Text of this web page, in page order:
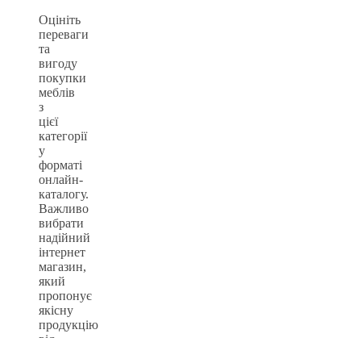
Оцініть
переваги
та
вигоду
покупки
меблів
з
цієї
категорії
у
форматі
онлайн-
каталогу.
Важливо
вибрати
надійний
інтернет
магазин,
який
пропонує
якісну
продукцію